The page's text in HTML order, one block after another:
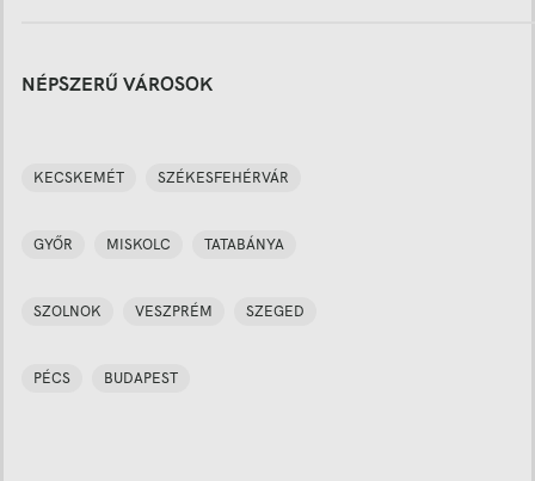
NÉPSZERŰ VÁROSOK
KECSKEMÉT SZÉKESFEHÉRVÁR
GYŐR MISKOLC TATABÁNYA
SZOLNOK VESZPRÉM SZEGED
PÉCS BUDAPEST